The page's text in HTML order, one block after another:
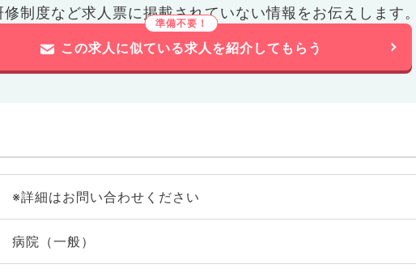
修制度など求人票に掲載されていない情報をお伝えします。
この求人に似ている求人を紹介してもらう
※詳細はお問い合わせください
病院（一般）